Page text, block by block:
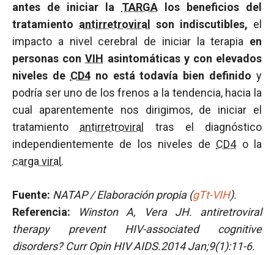
antes de iniciar la TARGAlos beneficios del
tratamiento antirretroviral son indiscutibles, el
impacto a nivel cerebral de iniciar la terapia en
personas conVIH asintomáticas y con elevados
niveles de CD4no está todavía bien definido y
podría ser uno de los frenos a la tendencia, hacia la
cual aparentemente nos dirigimos, de iniciar el
tratamiento antirretroviral
tras el diagnóstico
independientemente de los niveles de CD4o la
carga viral .
Fuente: NATAP / Elaboración propia (gTt-VIH).
Referencia:
Winston A, Vera JH. antiretroviral
therapy prevent HIV-associated cognitive
disorders? Curr Opin HIV AIDS.2014 Jan;9(1):11-6.